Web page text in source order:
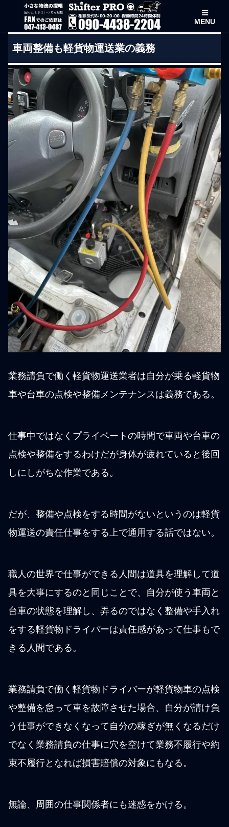
MENU
車両整備も軽貨物運送業の義務
業務請負で働く軽貨物運送業者は自分が乗る軽貨物
車や台車の点検や整備メンテナンスは義務である。
仕事中ではなくプライベートの時間で車両や台車の
点検や整備をするわけだが身体が疲れていると後回
しにしがちな作業である。
だが、整備や点検をする時間がないというのは軽貨
物運送の責任仕事をする上で通用する話ではない。
職人の世界で仕事ができる人間は道具を理解して道
具を大事にするのと同じことで、自分が使う車両と
台車の状態を理解し、弄るのではなく整備や手入れ
をする軽貨物ドライバーは責任感があって仕事もで
きる人間である。
業務請負で働く軽貨物ドライバーが軽貨物車の点検
や整備を怠って車を故障させた場合、自分が請け負
う仕事ができなくなって自分の稼ぎが無くなるだけ
でなく業務請負の仕事に穴を空けて業務不履行や約
束不履行となれば損害賠償の対象にもなる。
無論、周囲の仕事関係者にも迷惑をかける。